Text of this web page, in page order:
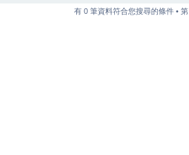
有 0 筆資料符合您搜尋的條件 • 第